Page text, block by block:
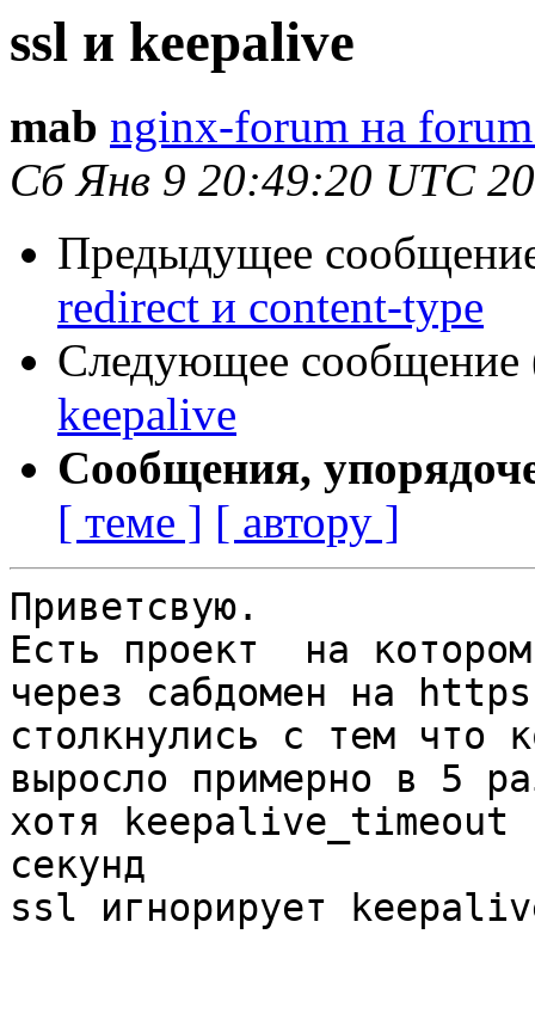
ssl и keepalive
mab nginx-forum на
Сб Янв 9 20:49:20 UTC
Предыдущее
redirect и content-type
Следующее сообщение
keepalive
Сообщения,
[ теме ] [ автору ]
Приветсвую.
Есть проект  на
через сабдомен на
столкнулись с тем что
выросло примерно в 5
хотя keepalive_timeout
секунд
ssl игнорирует